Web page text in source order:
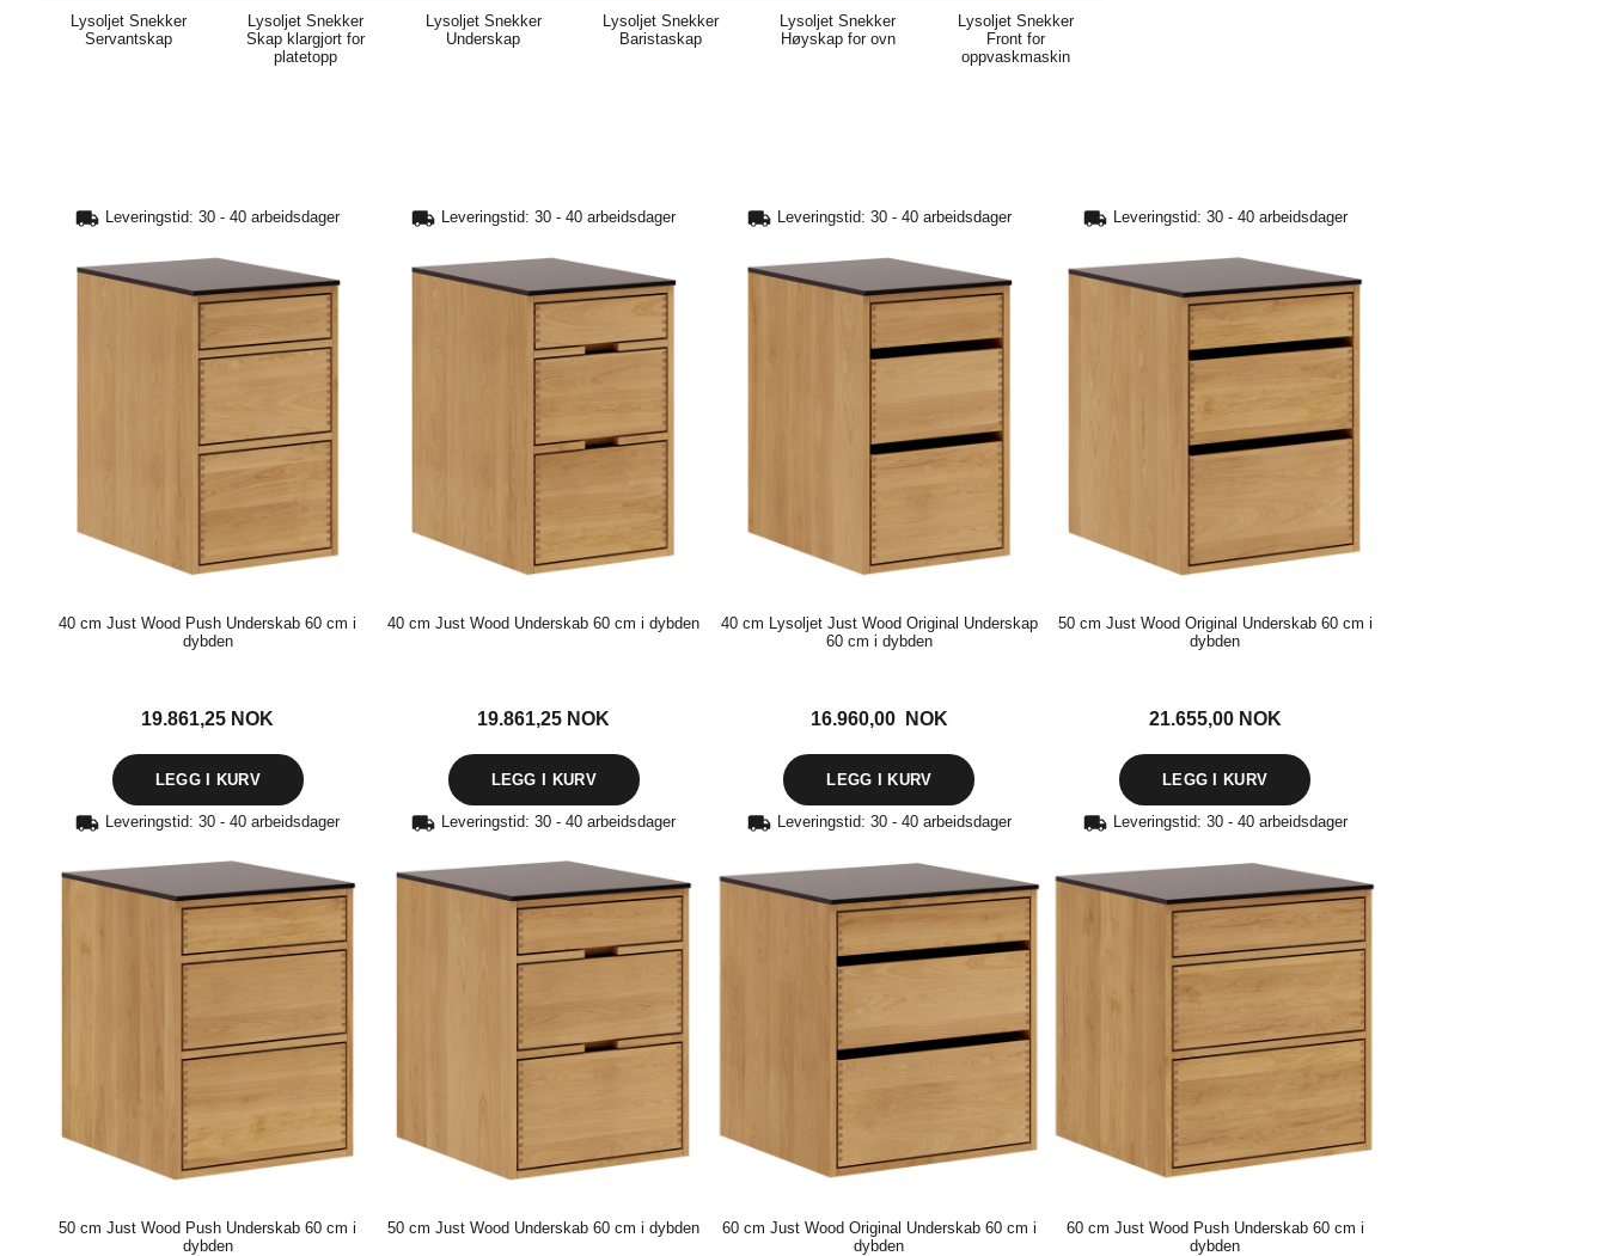
Lysoljet Snekker
Servantskap
Lysoljet Snekker
Skap klargjort for
platetopp
Lysoljet Snekker
Underskap
Lysoljet Snekker
Baristaskap
Lysoljet Snekker
Høyskap for ovn
Lysoljet Snekker
Front for
oppvaskmaskin
Leveringstid: 30 - 40 arbeidsdager
40 cm Just Wood Push Underskab 60 cm i
dybden
19.861,25 NOK
Leveringstid: 30 - 40 arbeidsdager
40 cm Just Wood Underskab 60 cm i dybden
19.861,25 NOK
Leveringstid: 30 - 40 arbeidsdager
40 cm Lysoljet Just Wood Original Underskap
60 cm i dybden
16.960,00 NOK
Leveringstid: 30 - 40 arbeidsdager
50 cm Just Wood Original Underskab 60 cm i
dybden
21.655,00 NOK
Leveringstid: 30 - 40 arbeidsdager
50 cm Just Wood Push Underskab 60 cm i
dybden
Leveringstid: 30 - 40 arbeidsdager
50 cm Just Wood Underskab 60 cm i dybden
Leveringstid: 30 - 40 arbeidsdager
60 cm Just Wood Original Underskab 60 cm i
dybden
Leveringstid: 30 - 40 arbeidsdager
60 cm Just Wood Push Underskab 60 cm i
dybden